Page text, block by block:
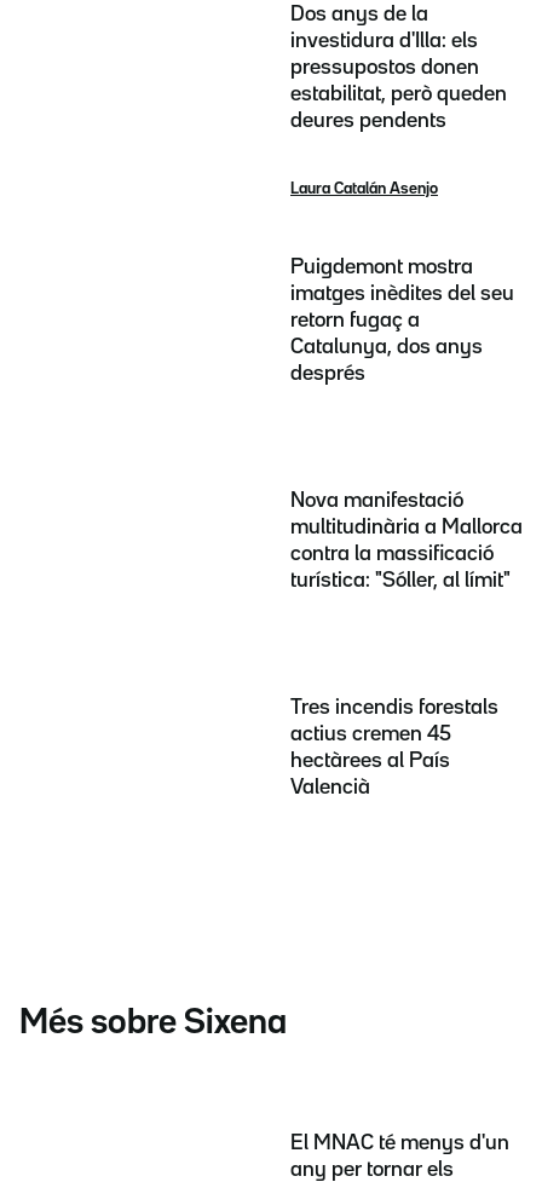
Dos anys de la
investidura d'Illa: els
pressupostos donen
estabilitat, però queden
deures pendents
Laura Catalán Asenjo
Puigdemont mostra
imatges inèdites del seu
retorn fugaç a
Catalunya, dos anys
després
Nova manifestació
multitudinària a Mallorca
contra la massificació
turística: "Sóller, al límit"
Tres incendis forestals
actius cremen 45
hectàrees al País
Valencià
Més sobre Sixena
El MNAC té menys d'un
any per tornar els